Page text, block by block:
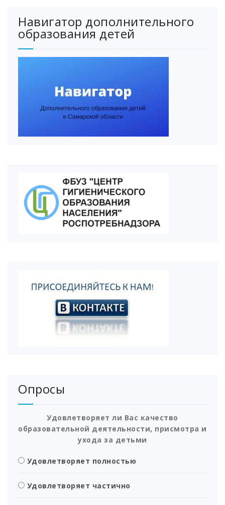
Навигатор дополнительного
образования детей
Опросы
Удовлетворяет ли Вас качество
образовательной деятельности, присмотра и
ухода за детьми
Удовлетворяет полностью
Удовлетворяет частично